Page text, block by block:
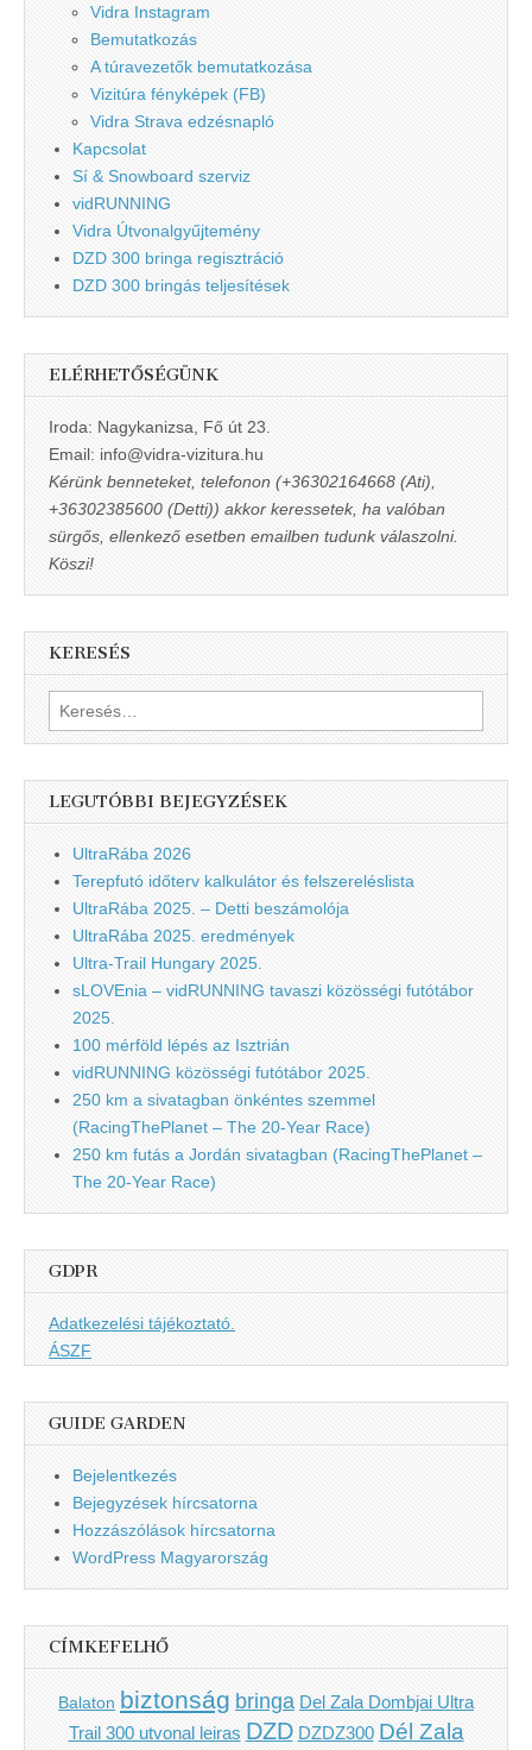
Vidra Instagram
Bemutatkozás
A túravezetők bemutatkozása
Vizitúra fényképek (FB)
Vidra Strava edzésnapló
Kapcsolat
Sí & Snowboard szerviz
vidRUNNING
Vidra Útvonalgyűjtemény
DZD 300 bringa regisztráció
DZD 300 bringás teljesítések
ELÉRHETŐSÉGÜNK
Iroda: Nagykanizsa, Fő út 23.
Email: info@vidra-vizitura.hu
Kérünk benneteket, telefonon (+36302164668 (Ati),
+36302385600 (Detti)) akkor keressetek, ha valóban
sürgős, ellenkező esetben emailben tudunk válaszolni.
Köszi!
KERESÉS
Keresés:
LEGUTÓBBI BEJEGYZÉSEK
UltraRába 2026
Terepfutó időterv kalkulátor és felszereléslista
UltraRába 2025. – Detti beszámolója
UltraRába 2025. eredmények
Ultra-Trail Hungary 2025.
sLOVEnia – vidRUNNING tavaszi közösségi futótábor
2025.
100 mérföld lépés az Isztrián
vidRUNNING közösségi futótábor 2025.
250 km a sivatagban önkéntes szemmel
(RacingThePlanet – The 20-Year Race)
250 km futás a Jordán sivatagban (RacingThePlanet –
The 20-Year Race)
GDPR
Adatkezelési tájékoztató.
ÁSZF
GUIDE GARDEN
Bejelentkezés
Bejegyzések hírcsatorna
Hozzászólások hírcsatorna
WordPress Magyarország
CÍMKEFELHŐ
Balaton biztonság bringa Del Zala Dombjai Ultra
Trail 300 utvonal leiras DZD DZDZ300 Dél Zala